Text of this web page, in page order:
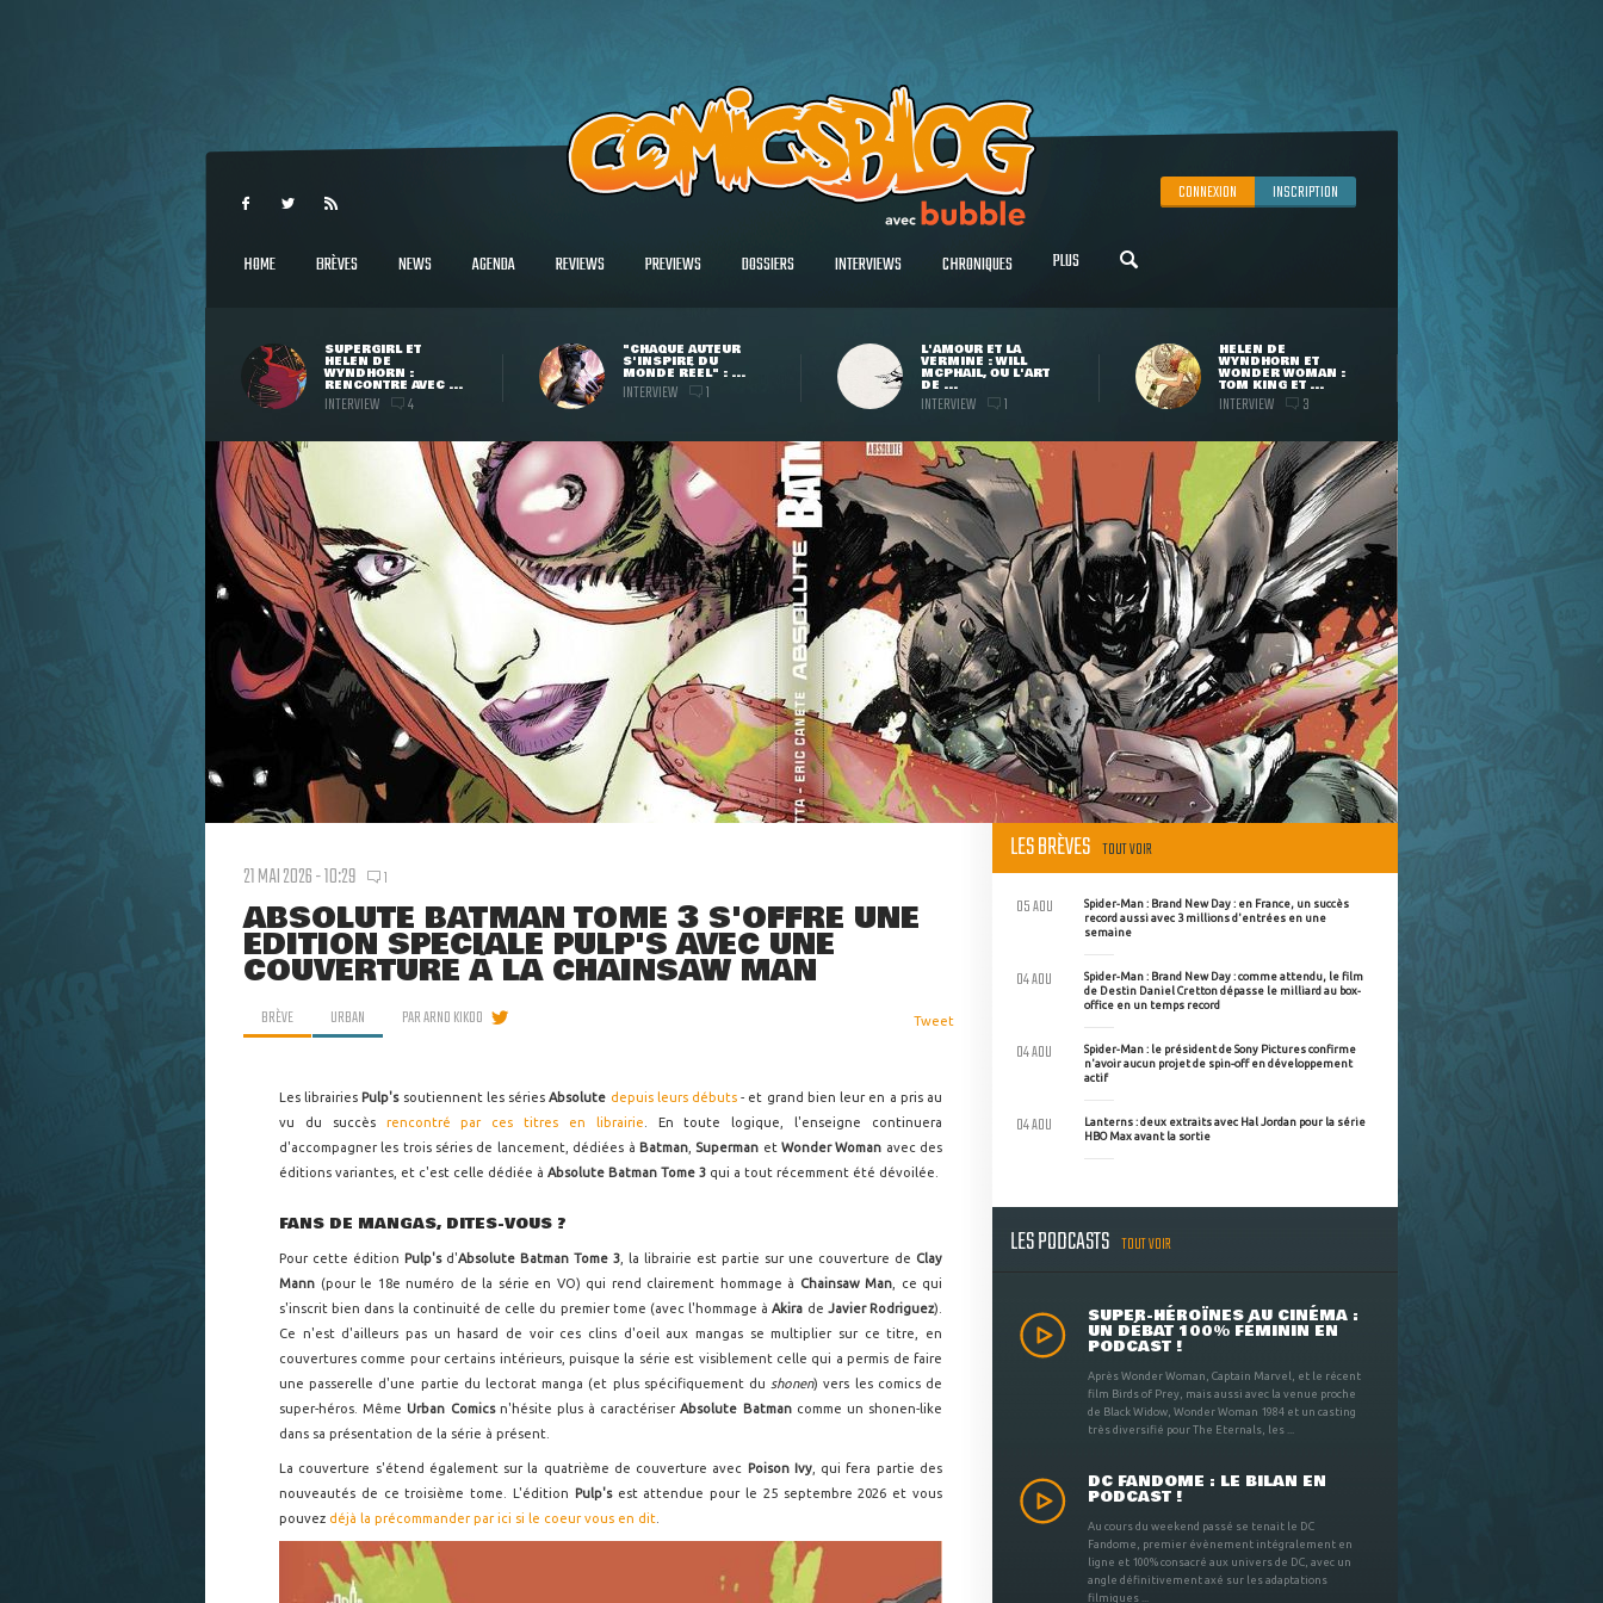
CONNEXION INSCRIPTION
HOME BRÈVES NEWS AGENDA REVIEWS PREVIEWS DOSSIERS INTERVIEWS CHRONIQUES PLUS
SUPERGIRL ET
HELEN DE
WYNDHORN :
RENCONTRE AVEC ...
INTERVIEW 4
"CHAQUE AUTEUR
S'INSPIRE DU
MONDE RÉEL" : ...
INTERVIEW 1
L'AMOUR ET LA
VERMINE : WILL
MCPHAIL, OU L'ART
DE ...
INTERVIEW 1
HELEN DE
WYNDHORN ET
WONDER WOMAN :
TOM KING ET ...
INTERVIEW 3
21 MAI 2026 - 10:29 1
ABSOLUTE BATMAN TOME 3 S'OFFRE UNE
ÉDITION SPÉCIALE PULP'S AVEC UNE
COUVERTURE À LA CHAINSAW MAN
BRÈVE URBAN PARARNO KIKOO Tweet
Les librairies Pulp's soutiennent les sériesAbsolute depuis leurs débuts - et grand bien leur en a pris au
vu du succès rencontré par ces titres en librairie . En toute logique, l'enseigne continuera
d'accompagner les trois séries de lancement, dédiées à Batman, Superman et Wonder Woman avec des
éditions variantes, et c'est celle dédiée à Absolute Batman Tome 3 qui a tout récemment été dévoilée.
FANS DE MANGAS, DITES-VOUS ?
Pour cette édition Pulp's d'Absolute Batman Tome 3 , la librairie est partie sur une couverture de Clay
Mann (pour le 18e numéro de la série en VO) qui rend clairement hommage à Chainsaw Man , ce qui
s'inscrit bien dans la continuité de celle du premier tome (avec l'hommage àAkira de Javier Rodriguez).
Ce n'est d'ailleurs pas un hasard de voir ces clins d'oeil aux mangas se multiplier sur ce titre, en
couvertures comme pour certains intérieurs, puisque la série est visiblement celle qui a permis de faire
une passerelle d'une partie du lectorat manga (et plus spécifiquement du shonen) vers les comics de
super-héros. MêmeUrban Comics n'hésite plus à caractériserAbsolute Batman comme un shonen-like
dans sa présentation de la série à présent.
La couverture s'étend également sur la quatrième de couverture avec Poison Ivy, qui fera partie des
nouveautés de ce troisième tome. L'édition
Pulp's est attendue pour le 25 septembre 2026 et vous
pouvez déjà la précommander par ici si le coeur vous en dit
LES BRÈVES TOUT VOIR
Spider-Man : Brand New Day : en France, un succès
record aussi avec 3 millions d'entrées en une
semaine
05 AOU
Spider-Man : Brand New Day : comme attendu, le film
de Destin Daniel Cretton dépasse le milliard au box-
office en un temps record
04 AOU
Spider-Man : le président de Sony Pictures confirme
n'avoir aucun projet de spin-off en développement
actif
04 AOU
Lanterns : deux extraits avec Hal Jordan pour la série
HBO Max avant la sortie
04 AOU
LES PODCASTS TOUT VOIR
SUPER-HÉROÏNES AU CINÉMA :
UN DÉBAT 100% FÉMININ EN
PODCAST !
Après Wonder Woman, Captain Marvel, et le récent
film Birds of Prey, mais aussi avec la venue proche
de Black Widow, Wonder Woman 1984 et un casting
très diversifié pour The Eternals, les ...
DC FANDOME : LE BILAN EN
PODCAST !
Au cours du weekend passé se tenait le DC
Fandome, premier évènement intégralement en
ligne et 100% consacré aux univers de DC, avec un
angle définitivement axé sur les adaptations
filmiques ...